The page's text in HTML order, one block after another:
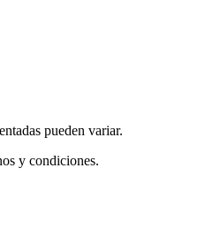
pueden variar.
y condiciones.